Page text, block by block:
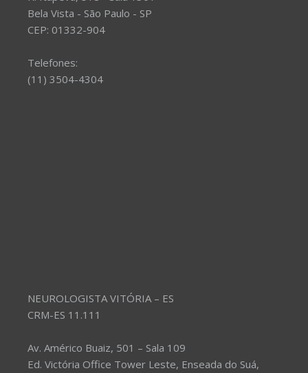
Bela Vista - São Paulo - SP
CEP: 01332-904
Telefones:
(11) 3504-4304
NEUROLOGISTA VITÓRIA – ES
CRM-ES 11.111
Av. Américo Buaiz, 501 – Sala 109
Ed. Victória Office Tower Leste, Enseada do Suá,